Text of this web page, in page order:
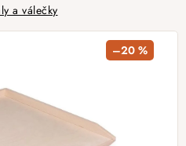
a válečky
–20 %